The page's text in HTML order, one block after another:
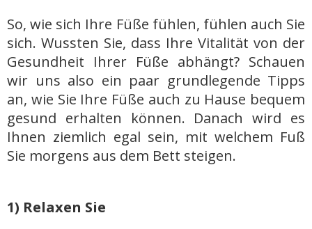
So, wie sich Ihre Füße fühlen, fühlen auch Sie
sich. Wussten Sie, dass Ihre Vitalität von der
Gesundheit Ihrer Füße abhängt? Schauen
wir uns also ein paar grundlegende Tipps
an, wie Sie Ihre Füße auch zu Hause bequem
gesund erhalten können. Danach wird es
Ihnen ziemlich egal sein, mit welchem Fuß
Sie morgens aus dem Bett steigen.
1) Relaxen Sie